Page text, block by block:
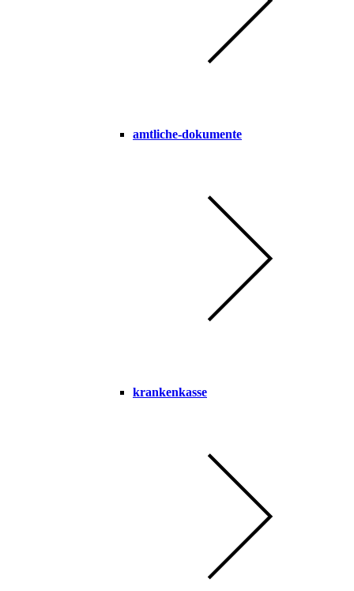
amtliche-dokumente
krankenkasse